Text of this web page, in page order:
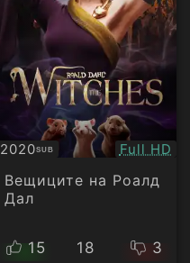
2020SUB
Субтитри Full HD
Вещиците на Роалд
Дал
15 18 3